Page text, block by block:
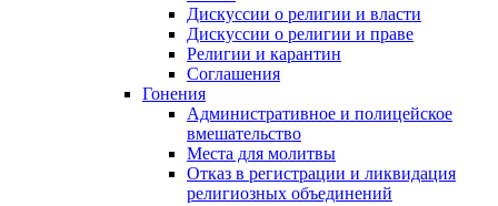
Дискуссии о религии и власти
Дискуссии о религии и праве
Религии и карантин
Соглашения
Гонения
Административное и полицейское
вмешательство
Места для молитвы
Отказ в регистрации и ликвидация
религиозных объединений